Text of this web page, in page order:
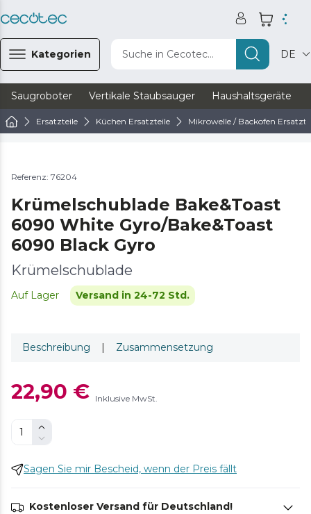
Kategorien Suche in Cecotec... DE
Saugroboter Vertikale Staubsauger Haushaltsgeräte
Ersatzteile Küchen Ersatzteile Mikrowelle / Backofen
Referenz: 76204
Krümelschublade Bake&Toast
6090 White Gyro/Bake&Toast
6090 Black Gyro
Krümelschublade
Auf Lager Versand in 24-72 Std.
Beschreibung | Zusammensetzung
22,90 € Inklusive MwSt.
Sagen Sie mir Bescheid, wenn der Preis fällt
Kostenloser Versand für Deutschland!